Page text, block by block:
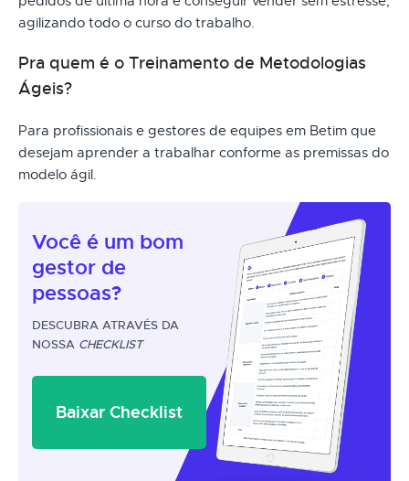
agilizando todo o curso do trabalho.
Pra quem é o Treinamento de Metodologias
Ágeis?
Para profissionais e gestores de equipes em Betim que
desejam aprender a trabalhar conforme as premissas do
modelo ágil.
Você é um bom
gestor de
pessoas?
DESCUBRA ATRAVÉS DA
NOSSA CHECKLIST
Baixar Checklist